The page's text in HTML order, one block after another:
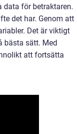
data för betraktaren.
det har. Genom att
Det är viktigt
bästa sätt. Med
att fortsätta